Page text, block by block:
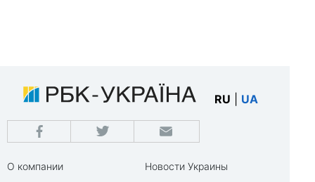
RU UA
О компании
Новости Украины